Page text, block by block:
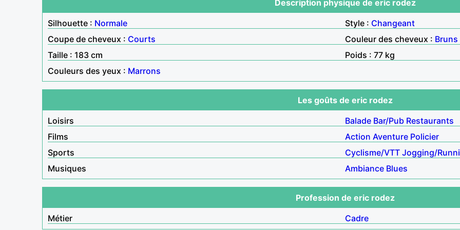
Description physique de eric rodez
Silhouette : Normale Style : Changeant
Coupe de cheveux : Courts Couleur des cheveux : Bruns
Taille : 183 cm
Poids : 77 kg
Couleurs des yeux : Marrons
Les goûts de eric rodez
Loisirs
Balade Bar/Pub Restaurants
Films
Action Aventure Policier
Sports
Cyclisme/VTT Jogging/
Musiques
Ambiance Blues
Profession de eric rodez
Métier
Cadre